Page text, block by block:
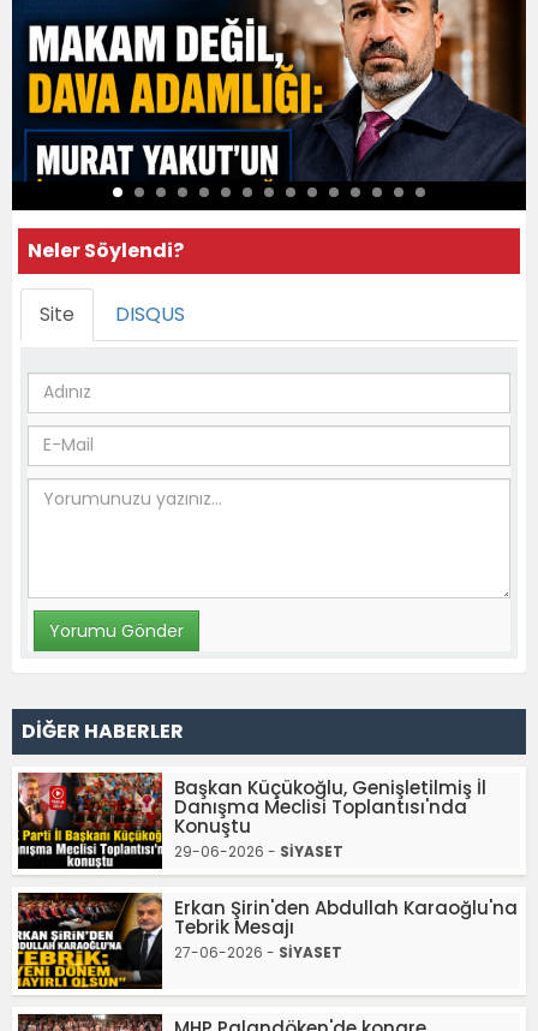
Neler Söylendi?
Site DISQUS
DİĞER HABERLER
Başkan Küçükoğlu, Genişletilmiş İl
Danışma Meclisi Toplantısı'nda
Konuştu
29-06-2026 - SİYASET
Erkan Şirin'den Abdullah Karaoğlu'na
Tebrik Mesajı
27-06-2026 - SİYASET